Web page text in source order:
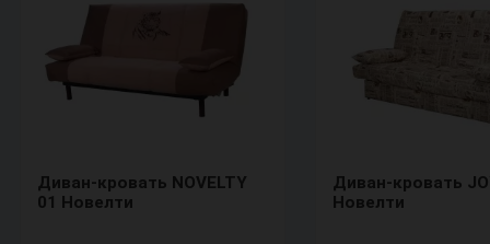
Диван-кровать NOVELTY
01 Новелти
Диван-кровать
Новелти